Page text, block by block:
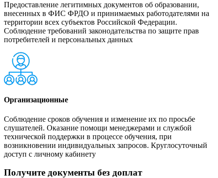
Предоставление легитимных документов об образовании,
внесенных в ФИС ФРДО и принимаемых работодателями на
территории всех субъектов Российской Федерации.
Соблюдение требований законодательства по защите прав
потребителей и персональных данных
Организационные
Соблюдение сроков обучения и изменение их по просьбе
слушателей. Оказание помощи менеджерами и службой
технической поддержки в процессе обучения, при
возникновении индивидуальных запросов. Круглосуточный
доступ с личному кабинету
Получите документы без доплат